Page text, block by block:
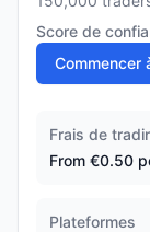
Score de
Commencer
Frais de
From €0.50
Plateformes